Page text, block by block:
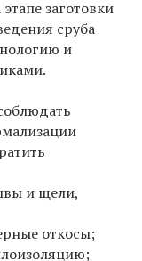
заготовки
сруба
и
и щели,
откосы;